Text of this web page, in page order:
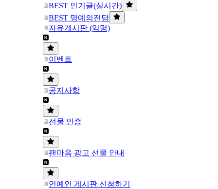
BEST 인기글(실시간)
BEST 명예의전당
자유게시판 (익명)
이벤트
공지사항
선물 인증
팬마음 광고 선물 안내
연예인 게시판 신청하기